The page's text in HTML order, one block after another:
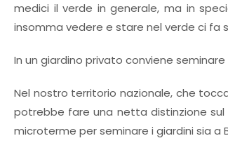
medici il verde in generale, ma in
insomma vedere e stare nel verde ci fa
In un giardino privato conviene
Nel nostro territorio nazionale, che
potrebbe fare una netta distinzione
microterme per seminare i giardini sia a